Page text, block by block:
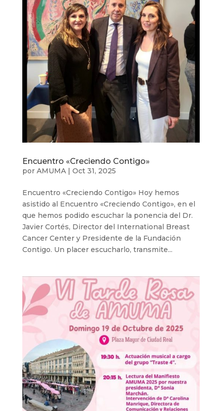
Encuentro «Creciendo Contigo»
por AMUMA| Oct 31, 2025
Encuentro «Creciendo Contigo» Hoy hemos
asistido al Encuentro «Creciendo Contigo», en el
que hemos podido escuchar la ponencia del Dr.
Javier Cortés, Director del International Breast
Cancer Center y Presidente de la Fundación
Contigo. Un placer escucharlo, transmite...